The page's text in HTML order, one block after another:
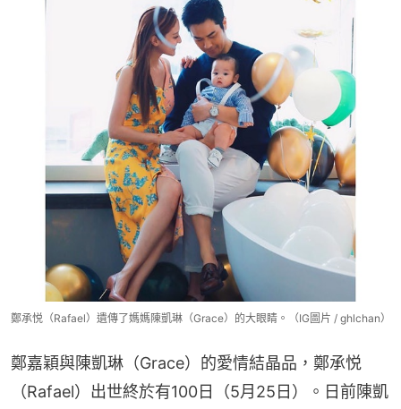
鄭承悦（Rafael）遺傳了媽媽陳凱琳（Grace）的大眼睛。（IG圖片 / ghlchan）
鄭嘉穎與陳凱琳（Grace）的愛情結晶品，鄭承悦
（Rafael）出世終於有100日（5月25日）。日前陳凱